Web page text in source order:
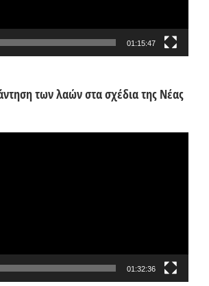
01:15:47
των λαών στα σχέδια της Νέας
01:32:36